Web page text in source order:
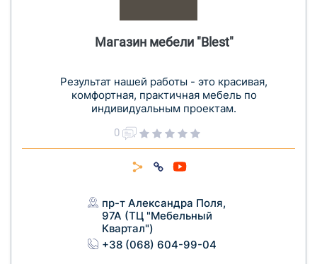
Магазин мебели "Blest"
Результат нашей работы - это красивая,
комфортная, практичная мебель по
индивидуальным проектам.
0
пр-т Александра Поля,
97А (ТЦ "Мебельный
Квартал")
+38 (068) 604-99-04